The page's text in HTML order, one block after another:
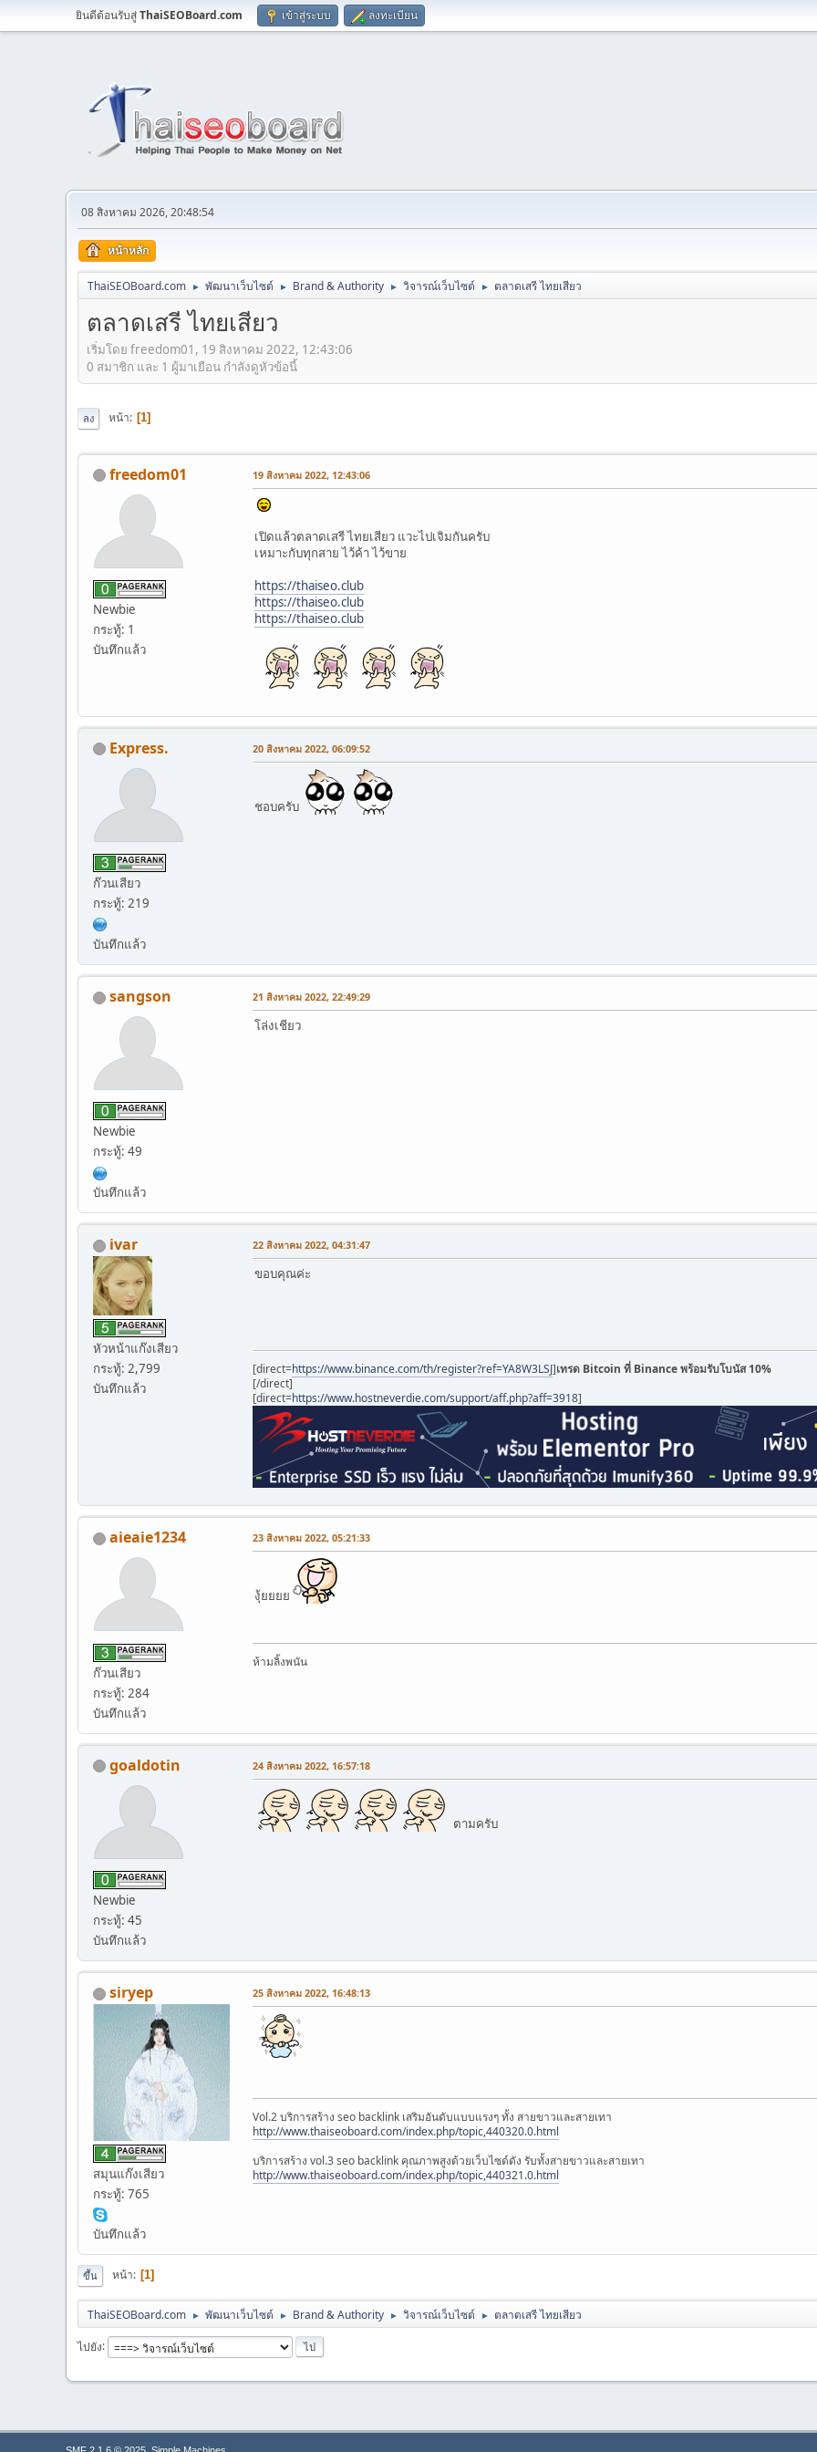
ยินดีต้อนรับสู่ThaiSEOBoard.com เข้าสู่ระบบ ลงทะเบียน
08 สิงหาคม 2026, 20:48:54
หน้าหลัก
ThaiSEOBoard.com ► พัฒนาเว็บไซต์ ► Brand & Authority ► วิจารณ์เว็บไซต์ ► ตลาดเสรี ไทยเสียว
ตลาดเสรี ไทยเสียว
เริ่มโดย freedom01, 19 สิงหาคม 2022, 12:43:06
0 สมาชิก และ 1 ผู้มาเยือน กำลังดูหัวข้อนี้
ลง หน้า 1
freedom01
Newbie
กระทู้: 1
บันทึกแล้ว
19 สิงหาคม 2022, 12:43:06
เปิดแล้วตลาดเสรี ไทยเสียว แวะไปเจิมกันครับ
เหมาะกับทุกสาย ไว้ค้า ไว้ขาย
https://thaiseo.club
https://thaiseo.club
https://thaiseo.club
Express.
ก๊วนเสียว
กระทู้: 219
บันทึกแล้ว
20 สิงหาคม 2022, 06:09:52
ชอบครับ
sangson
Newbie
กระทู้: 49
บันทึกแล้ว
21 สิงหาคม 2022, 22:49:29
โล่งเชียว
ivar
หัวหน้าแก๊งเสียว
กระทู้: 2,799
บันทึกแล้ว
22 สิงหาคม 2022, 04:31:47
ขอบคุณค่ะ
[direct=https://www.binance.com/th/register?ref=YA8W3LSJ]เทรด Bitcoin ที่ Binance พร้อมรับโบนัส 10%
[/direct]
[direct=https://www.hostneverdie.com/support/aff.php?aff=3918]
aieaie1234
ก๊วนเสียว
กระทู้: 284
บันทึกแล้ว
23 สิงหาคม 2022, 05:21:33
งุ้ยยยย
ห้ามลิ้งพนัน
goaldotin
Newbie
กระทู้: 45
บันทึกแล้ว
24 สิงหาคม 2022, 16:57:18
ตามครับ
siryep
สมุนแก๊งเสียว
กระทู้: 765
บันทึกแล้ว
25 สิงหาคม 2022, 16:48:13
Vol.2 บริการสร้าง seo backlink เสริมอันดับแบบแรงๆ ทั้ง สายขาวและสายเทา
http://www.thaiseoboard.com/index.php/topic,440320.0.html
บริการสร้าง vol.3 seo backlink คุณภาพสูงด้วยเว็บไซด์ดัง รับทั้งสายขาวและสายเทา
http://www.thaiseoboard.com/index.php/topic,440321.0.html
ขึ้น หน้า 1
ThaiSEOBoard.com ► พัฒนาเว็บไซต์ ► Brand & Authority ► วิจารณ์เว็บไซต์ ► ตลาดเสรี ไทยเสียว
ไปยัง